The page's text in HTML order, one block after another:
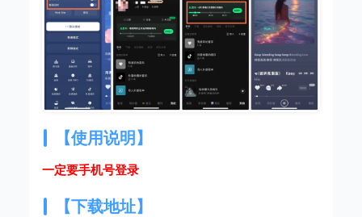
【使用说明】
一定要手机号登录
【下载地址】